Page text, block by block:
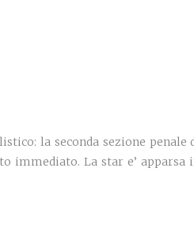
la seconda sezione
La star e’ apparsa